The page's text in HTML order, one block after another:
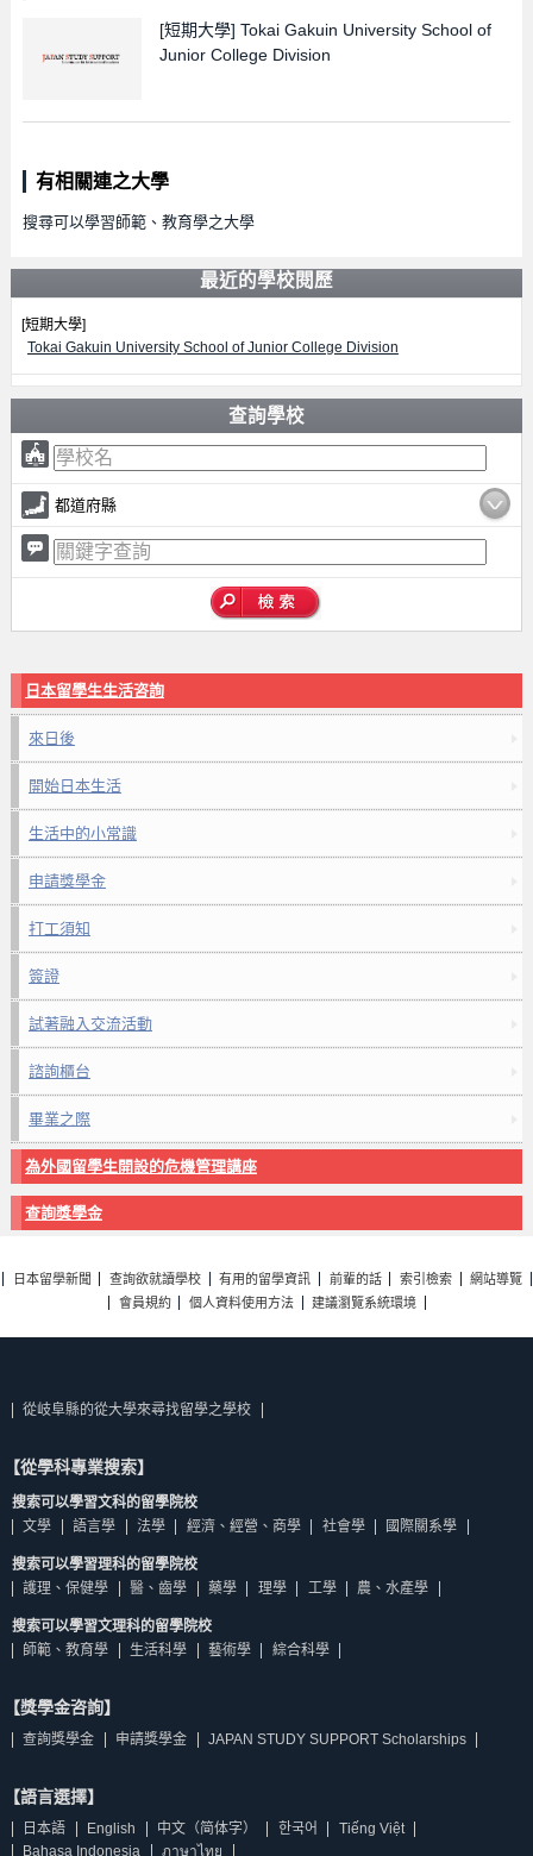
[短期大學] Tokai Gakuin University School of
Junior College Division
有相關連之大學
搜尋可以學習師範、教育學之大學
最近的學校閱歷
[短期大學]
Tokai Gakuin University School of Junior College Division
查詢學校
都道府縣
日本留學生生活咨詢
來日後
開始日本生活
生活中的小常識
申請獎學金
打工須知
簽證
試著融入交流活動
諮詢櫃台
畢業之際
為外國留學生開設的危機管理講座
查詢獎學金
日本留學新聞 查詢欲就讀學校 有用的留學資訊 前輩的話 索引檢索
網站導覽
會員規約
個人資料使用方法 建議瀏覽系統環境
從岐阜縣的從大學來尋找留學之學校
【從學科專業搜索】
搜索可以學習文科的留學院校
文學
語言學 法學 經濟、經營、商學 社會學 國際關系學
搜索可以學習理科的留學院校
護理、保健學
醫、齒學 藥學 理學 工學 農、水產學
搜索可以學習文理科的留學院校
師範、教育學
生活科學 藝術學 綜合科學
【獎學金咨詢】
查詢獎學金 申請獎學金 JAPAN STUDY SUPPORT Scholarships
【語言選擇】
日本語 English 中文（简体字） 한국어
Tiếng Việt
Bahasa Indonesia
ภาษาไทย